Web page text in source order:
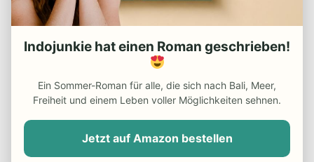
Indojunkie hat einen Roman geschrieben!
Ein Sommer-Roman für alle, die sich nach Bali, Meer,
Freiheit und einem Leben voller Möglichkeiten sehnen.
Jetzt auf Amazon bestellen